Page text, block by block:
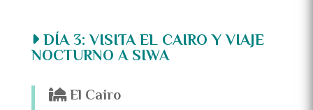
DÍA 3: VISITA EL CAIRO Y VIAJE
NOCTURNO A SIWA
El Cairo